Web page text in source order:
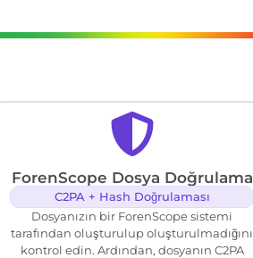
ForenScope Dosya Doğrulama
C2PA + Hash Doğrulaması
Dosyanızın bir ForenScope sistemi
tarafından oluşturulup oluşturulmadığını
kontrol edin. Ardından, dosyanın C2PA